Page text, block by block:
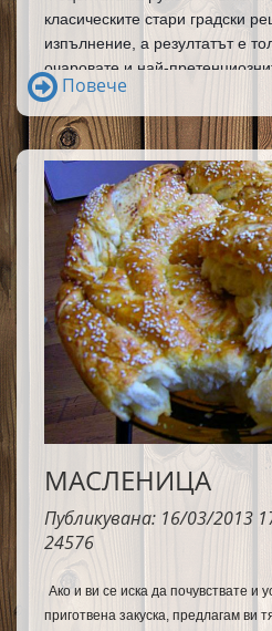
класическите стари градски
изпълнение, а резултатът е
очаровате и най-
Повече
МАСЛЕНИЦА
Публикувана: 16/03/2013
24576
Ако и ви се иска да почувствате и
приготвена закуска, предлагам ви